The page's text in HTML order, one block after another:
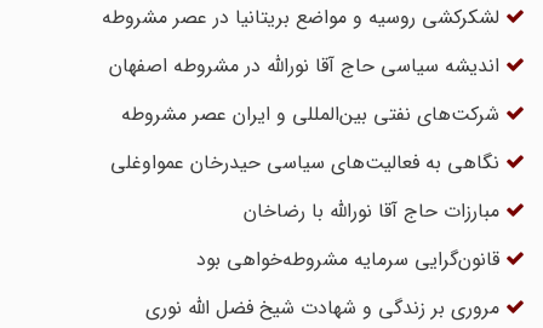
لشکرکشی روسیه و مواضع بریتانیا در عصر مشروطه
اندیشه سیاسى حاج آقا نوراللّه در مشروطه اصفهان
شرکت‌های نفتی بین‌المللی و ایران عصر مشروطه
نگاهی به فعالیت‌های سیاسی حیدرخان عمواوغلی
مبارزات حاج ‏آقا نورالله با رضاخان
قانون‌گرایی سرمایه مشروطه‌خواهی بود
مروری بر زندگی و شهادت شیخ فضل الله نوری